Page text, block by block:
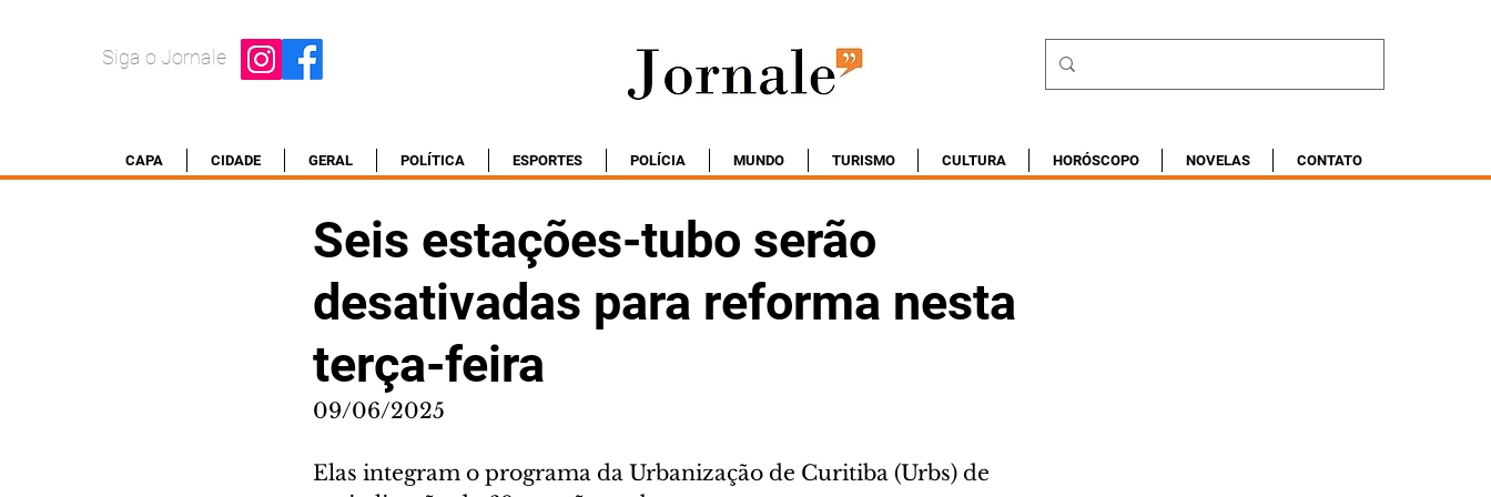
Siga o Jornale
CAPA CIDADE GERAL POLÍTICA ESPORTES POLÍCIA MUNDO TURISMO CULTURA HORÓSCOPO NOVELAS CONTATO
Seis estações-tubo serão
desativadas para reforma nesta
terça-feira
09/06/2025
Elas integram o programa da Urbanização de Curitiba (Urbs) de